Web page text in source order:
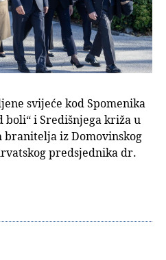
svijeće kod Spomenika
boli“ i Središnjega križa u
iz Domovinskog
predsjednika dr.